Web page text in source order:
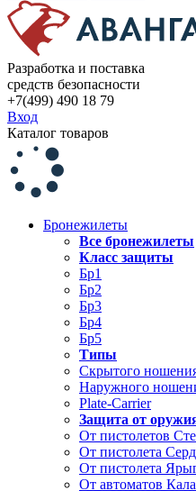
Разработка и поставка
средств безопасности
+7(499) 490 18 79
Вход
Каталог товаров
Бронежилеты
Все бронежилеты
Класс защиты
Бр1
Бр2
Бр3
Бр4
Бр5
Типы
Скрытого
Наружного
Plate-Carrier
Защита от
От пистолетов
От пистолета
От пистолета
От автоматов